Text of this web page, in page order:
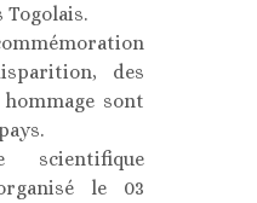
Togolais.
des
sont
scientifique
le 03